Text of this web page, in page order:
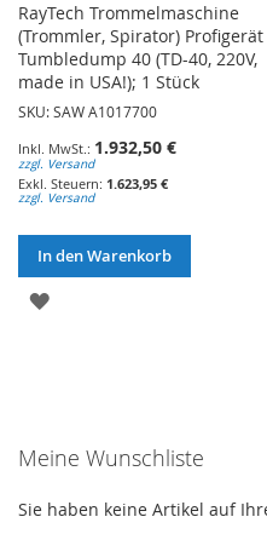
RayTech Trommelmaschine
(Trommler, Spirator) Profigerät
Tumbledump 40 (TD-40, 220V,
made in USA!); 1 Stück
SKU: SAW A1017700
1.932,50 €
zzgl. Versand
1.623,95 €
zzgl. Versand
In den Warenkorb
ZUR
Meine Wunschliste
Sie haben keine Artikel auf